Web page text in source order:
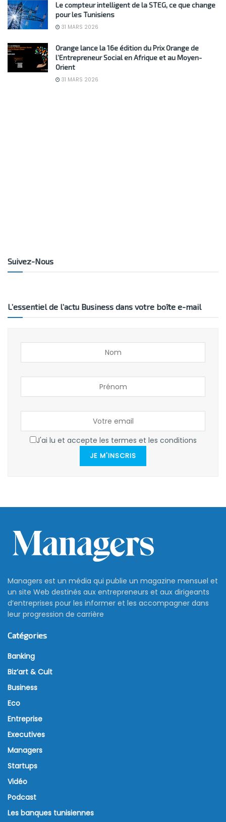
Le compteur intelligent de la STEG, ce que change
pour les Tunisiens
31 MARS 2026
Orange lance la 16e édition du Prix Orange de
l’Entrepreneur Social en Afrique et au Moyen-
Orient
31 MARS 2026
Suivez-Nous
L’essentiel de l’actu Business dans votre boîte e-mail
J'ai lu et accepte les termes et les conditions
JE M'INSCRIS
Managers est un média qui publie un magazine mensuel et
un site Web destinés aux entrepreneurs et aux dirigeants
d’entreprises pour les informer et les accompagner dans
leur progression de carrière
Catégories
Banking
Biz’art & Cult
Business
Eco
Entreprise
Executives
Managers
Startups
Vidéo
Podcast
Les banques tunisiennes